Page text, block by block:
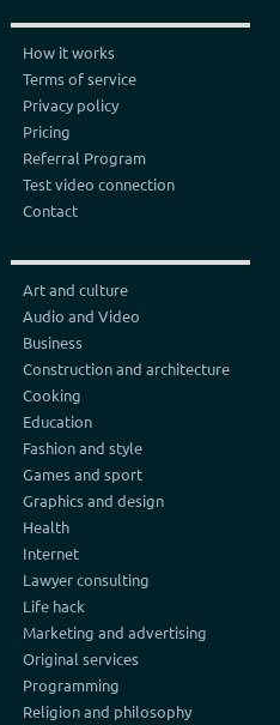
How it works
Terms of service
Privacy policy
Pricing
Referral Program
Test video connection
Contact
Art and culture
Audio and Video
Business
Construction and architecture
Cooking
Education
Fashion and style
Games and sport
Graphics and design
Health
Internet
Lawyer consulting
Life hack
Marketing and advertising
Original services
Programming
Religion and philosophy